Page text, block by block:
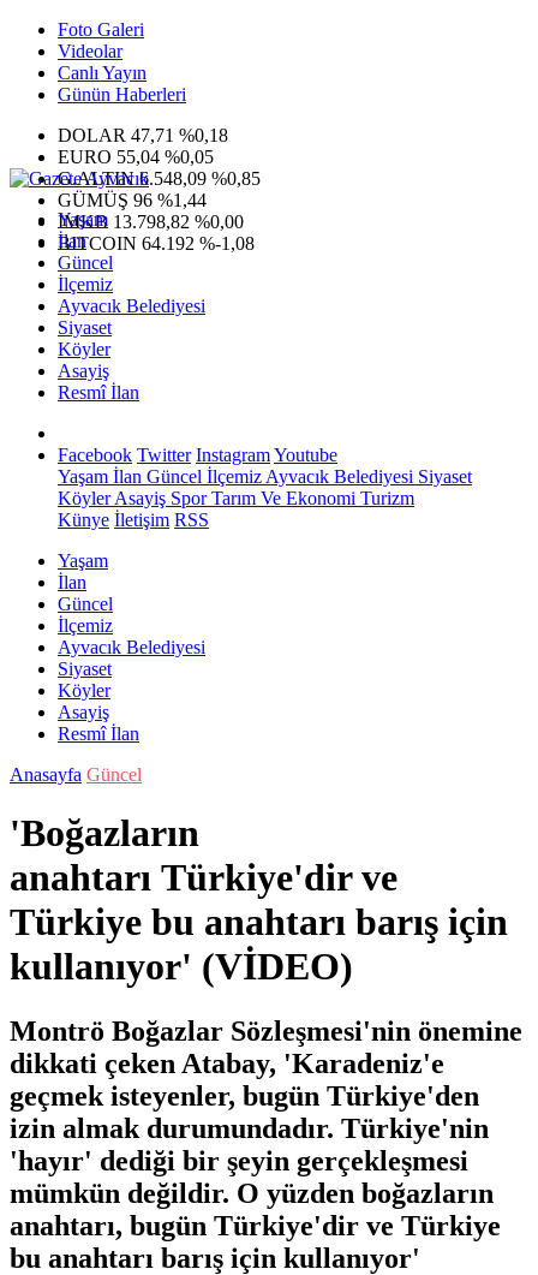
Foto Galeri
Videolar
Canlı Yayın
Günün Haberleri
DOLAR 47,71 %0,18
EURO 55,04 %0,05
G.ALTIN6.548,09 %0,85
GÜMÜŞ 96 %1,44
IMKB 13.798,82 %0,00
BITCOIN 64.192 %-1,08
Yaşam
İlan
Güncel
İlçemiz
Ayvacık Belediyesi
Siyaset
Köyler
Asayiş
Resmî İlan
Facebook Twitter InstagramYoutube
Yaşam İlan Güncel İlçemiz Ayvacık Belediyesi Siyaset
KöylerAsayiş SporTarım Ve Ekonomi Turizm
Künye İletişim RSS
Yaşam
İlan
Güncel
İlçemiz
Ayvacık Belediyesi
Siyaset
Köyler
Asayiş
Resmî İlan
Anasayfa Güncel
'Boğazların
anahtarı Türkiye'dir ve
Türkiye bu anahtarı barış için
kullanıyor' (VİDEO)
Montrö Boğazlar Sözleşmesi'nin önemine
dikkati çeken Atabay, 'Karadeniz'e
geçmek isteyenler, bugün Türkiye'den
izin almak durumundadır. Türkiye'nin
'hayır' dediği bir şeyin gerçekleşmesi
mümkün değildir. O yüzden boğazların
anahtarı, bugün Türkiye'dir ve Türkiye
bu anahtarı barış için kullanıyor'